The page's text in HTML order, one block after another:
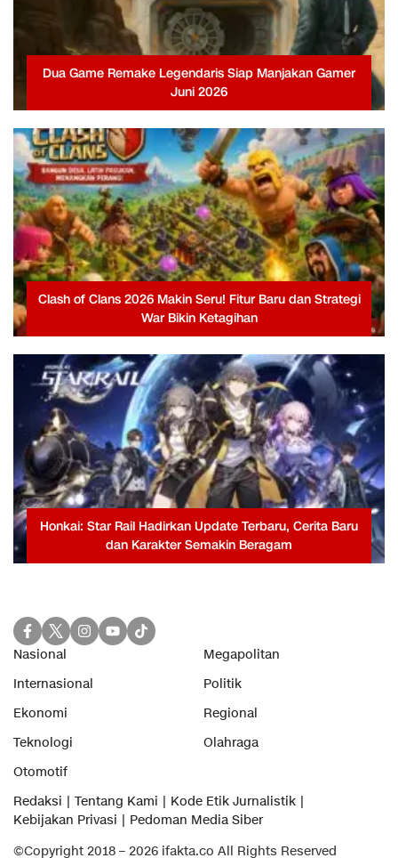
Dua Game Remake Legendaris Siap Manjakan Gamer
Juni 2026
Clash of Clans 2026 Makin Seru! Fitur Baru dan Strategi
War Bikin Ketagihan
Honkai: Star Rail Hadirkan Update Terbaru, Cerita Baru
dan Karakter Semakin Beragam
Nasional
Megapolitan
Internasional
Politik
Ekonomi
Regional
Teknologi
Olahraga
Otomotif
Redaksi
Tentang Kami
Kode Etik Jurnalistik
Kebijakan Privasi
Pedoman Media Siber
©Copyright 2018 – 2026 ifakta.co All Rights Reserved